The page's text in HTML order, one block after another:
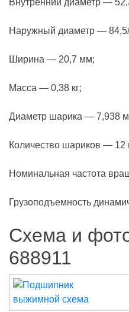
Внутренний диаметр —
Наружный диаметр —
Ширина — 20,7 мм;
Масса — 0,38 кг;
Диаметр шарика — 7,938
Количество шариков — 12
Номинальная частота
Грузоподъемность
Схема и
688911